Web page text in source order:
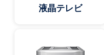
液晶テレビ